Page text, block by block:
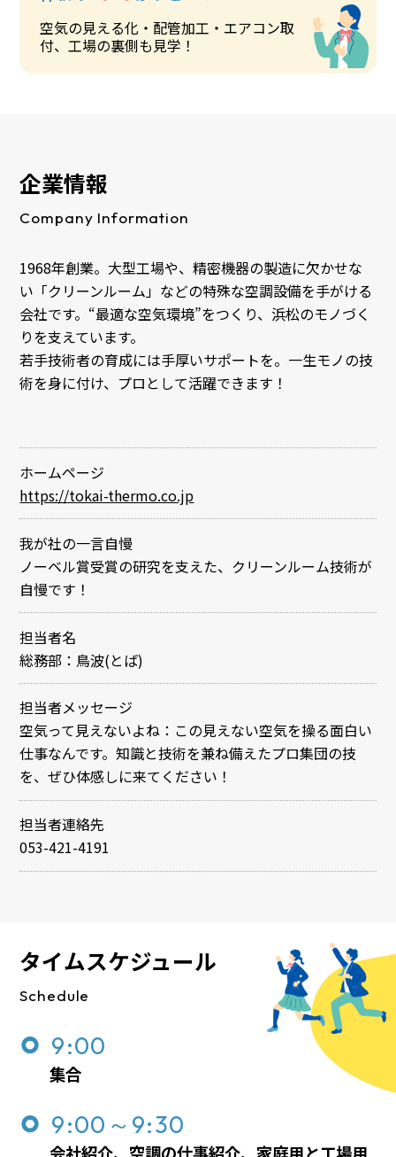
空気の見える化・配管加工・エアコン取
付、工場の裏側も見学！
企業情報
Company Information
1968年創業。大型工場や、精密機器の製造に欠かせな
い「クリーンルーム」などの特殊な空調設備を手がける
会社です。“最適な空気環境”をつくり、浜松のモノづく
りを支えています。
若手技術者の育成には手厚いサポートを。一生モノの技
術を身に付け、プロとして活躍できます！
ホームページ
https://tokai-thermo.co.jp
我が社の一言自慢
ノーベル賞受賞の研究を支えた、クリーンルーム技術が
自慢です！
担当者名
総務部：鳥波(とば)
担当者メッセージ
空気って見えないよね：この見えない空気を操る面白い
仕事なんです。知識と技術を兼ね備えたプロ集団の技
を、ぜひ体感しに来てください！
担当者連絡先
053-421-4191
タイムスケジュール
Schedule
9:00
集合
9:00～9:30